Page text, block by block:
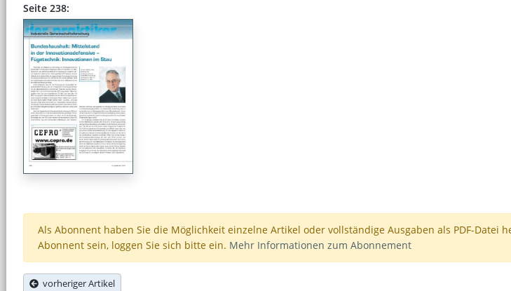
Seite 238:
Als Abonnent haben Sie die Möglichkeit einzelne Artikel oder vollständige Ausgaben als PDF-Datei
Abonnent sein, loggen Sie sich bitte ein. Mehr Informationen zum Abonnement
vorheriger Artikel